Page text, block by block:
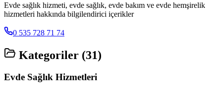
Evde sağlık hizmeti, evde sağlık, evde bakım ve evde hemşirelik
hizmetleri hakkında bilgilendirici içerikler
0 535 728 71 74
Kategoriler (31)
Evde Sağlık Hizmetleri